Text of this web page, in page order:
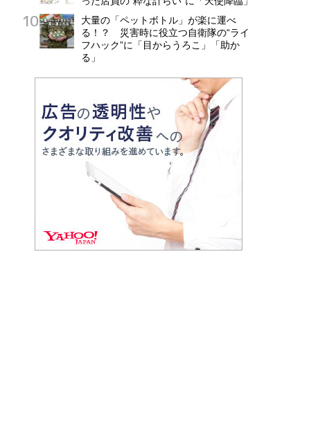
大量の「ペットボトル」が楽に運べ
る！？ 災害時に役立つ自衛隊の“ライ
フハック”に「目からうろこ」「助か
る」